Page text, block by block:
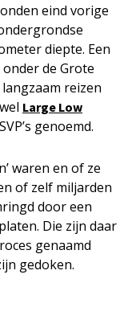
eind vorige
diepte. Een
de Grote
reizen
Large Low
genoemd.
waren en of ze
of zelf miljarden
door een
Die zijn daar
genaamd
gedoken.